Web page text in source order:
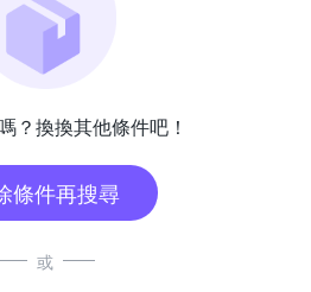
？換換其他條件吧！
條件再搜尋
或